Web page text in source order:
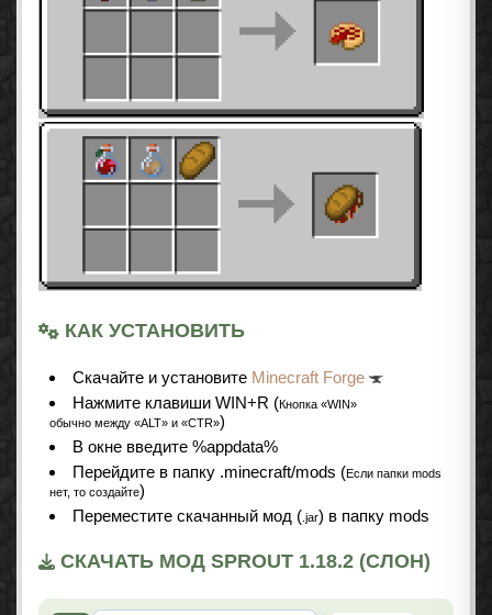
КАК УСТАНОВИТЬ
Cкачайте и установите Minecraft Forge
Нажмите клавиши WIN+R (Кнопка «WIN»
обычно между «ALT» и «CTR»)
В окне введите %appdata%
Перейдите в папку .minecraft/mods (Если папки mods
нет, то создайте)
Переместите скачанный мод ( .jar) в папку mods
СКАЧАТЬ МОД SPROUT 1.18.2 (СЛОН)